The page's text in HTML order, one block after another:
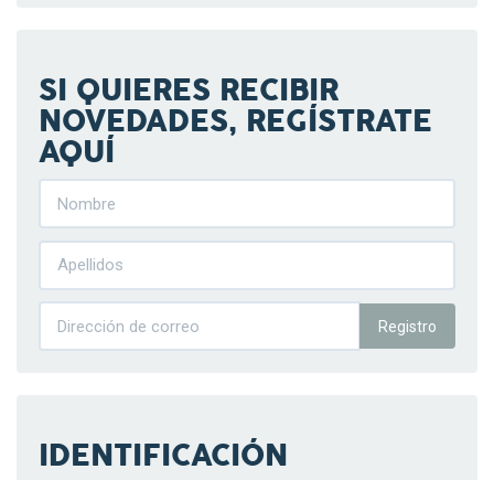
SI QUIERES RECIBIR
NOVEDADES, REGÍSTRATE
AQUÍ
Registro
IDENTIFICACIÓN